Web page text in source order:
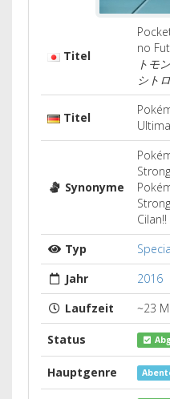
Titel
no
トモ
シト
Titel
Synonyme
Cilan!!
Typ
Jahr
2016
Laufzeit
~23
Status
Hauptgenre